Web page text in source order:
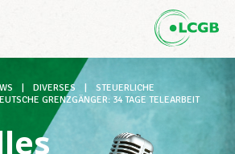
FR
DIVERSES
STEUERLICHE
GRENZGÄNGER: 34 TAGE TELEARBEIT